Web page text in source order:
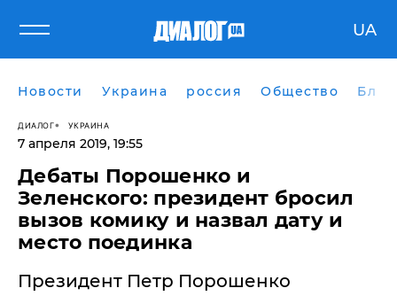
UA
Новости Украина россия Общество
ДИАЛОГ УКРАИНА
7 апреля 2019, 19:55
Дебаты Порошенко и
Зеленского: президент бросил
вызов комику и назвал дату и
место поединка
​Президент Петр Порошенко